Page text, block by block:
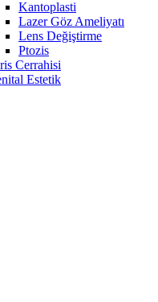
Kantoplasti
Lazer Göz Ameliyatı
Lens Değiştirme
Ptozis
Cerrahisi
Estetik